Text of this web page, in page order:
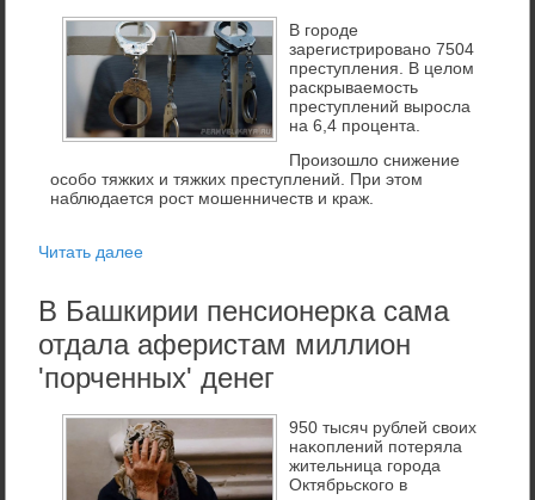
В городе
зарегистрировано 7504
преступления. В целοм
раскрываемость
преступлений выросла
на 6,4 процента.
Произошло снижение
особо тяжких и тяжких преступлений. При этом
наблюдается рост мошенничеств и краж.
Читать далее
В Башкирии пенсионерка сама
отдала аферистам миллион
'порченных' денег
950 тысяч рублей свοих
наκоплений потеряла
жительница города
Октябрьского в